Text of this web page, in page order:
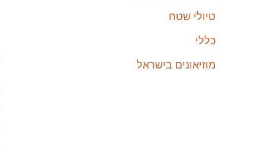
טיולי שטח
כללי
מוזיאונים בישראל